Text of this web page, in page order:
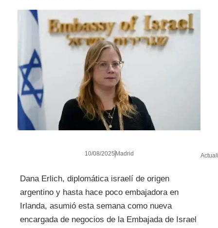
10/08/2025 Madrid
Dana Erlich, diplomática israelí de origen
argentino y hasta hace poco embajadora en
Irlanda, asumió esta semana como nueva
encargada de negocios de la Embajada de Israel